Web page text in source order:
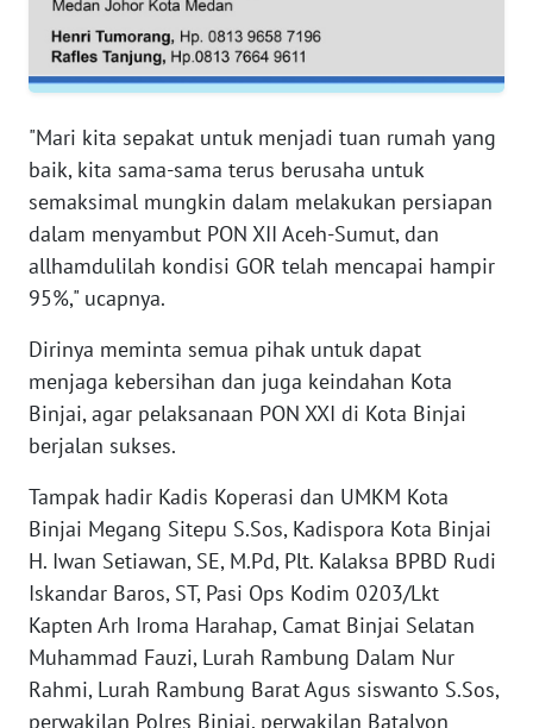
"Mari kita sepakat untuk menjadi tuan rumah yang
baik, kita sama-sama terus berusaha untuk
semaksimal mungkin dalam melakukan persiapan
dalam menyambut PON XII Aceh-Sumut, dan
allhamdulilah kondisi GOR telah mencapai hampir
95%," ucapnya.
Dirinya meminta semua pihak untuk dapat
menjaga kebersihan dan juga keindahan Kota
Binjai, agar pelaksanaan PON XXI di Kota Binjai
berjalan sukses.
Tampak hadir Kadis Koperasi dan UMKM Kota
Binjai Megang Sitepu S.Sos, Kadispora Kota Binjai
H. Iwan Setiawan, SE, M.Pd, Plt. Kalaksa BPBD Rudi
Iskandar Baros, ST, Pasi Ops Kodim 0203/Lkt
Kapten Arh Iroma Harahap, Camat Binjai Selatan
Muhammad Fauzi, Lurah Rambung Dalam Nur
Rahmi, Lurah Rambung Barat Agus siswanto S.Sos,
perwakilan Polres Binjai, perwakilan Batalyon
NTB
WN
WN
SULBAR
BABEL
SUMBAR
WN
SUMSEL
WN
BENGKULU
WN
LAMPUNG
WN
JATENG